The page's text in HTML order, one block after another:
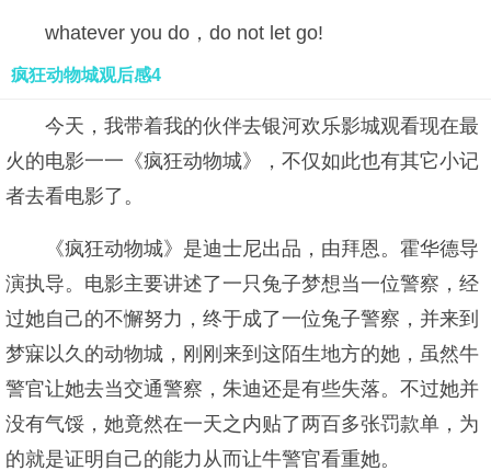
whatever you do，do not let go!
疯狂动物城观后感4
今天，我带着我的伙伴去银河欢乐影城观看现在最
火的电影一一《疯狂动物城》，不仅如此也有其它小记
者去看电影了。
《疯狂动物城》是迪士尼出品，由拜恩。霍华德导
演执导。电影主要讲述了一只兔子梦想当一位警察，经
过她自己的不懈努力，终于成了一位兔子警察，并来到
梦寐以久的动物城，刚刚来到这陌生地方的她，虽然牛
警官让她去当交通警察，朱迪还是有些失落。不过她并
没有气馁，她竟然在一天之内贴了两百多张罚款单，为
的就是证明自己的能力从而让牛警官看重她。